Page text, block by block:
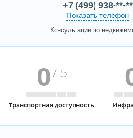
+7 (499) 938-**-**
Показать телефон
Консультации по
0/ 5
Транспортная доступность